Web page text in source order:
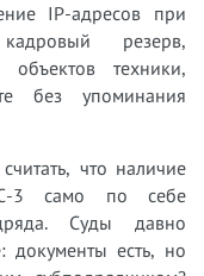
IP-адресов при
резерв,
техники,
без упоминания
что наличие
3 само по себе
Суды давно
документы есть, но